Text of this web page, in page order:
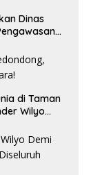
Dinas
di Taman
Wilyo